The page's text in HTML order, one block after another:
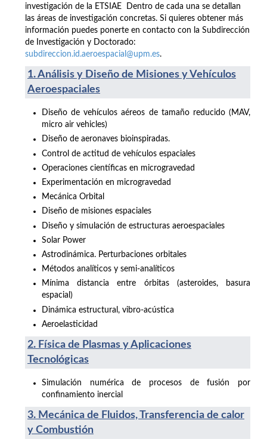
investigación de la ETSIAE Dentro de cada una se detallan
las áreas de investigación concretas. Si quieres obtener más
información puedes ponerte en contacto con la Subdirección
de Investigación y Doctorado:
subdireccion.id.aeroespacial@upm.es.
1. Análisis y Diseño de Misiones y Vehículos
Aeroespaciales
Diseño de vehículos aéreos de tamaño reducido (MAV,
micro air vehicles)
Diseño de aeronaves bioinspiradas.
Control de actitud de vehículos espaciales
Operaciones científicas en microgravedad
Experimentación en microgravedad
Mecánica Orbital
Diseño de misiones espaciales
Diseño y simulación de estructuras aeroespaciales
Solar Power
Astrodinámica. Perturbaciones orbitales
Métodos analíticos y semi-analíticos
Mínima distancia entre órbitas (asteroides, basura
espacial)
Dinámica estructural, vibro-acústica
Aeroelasticidad
2. Física de Plasmas y Aplicaciones
Tecnológicas
Simulación numérica de procesos de fusión por
confinamiento inercial
3. Mecánica de Fluidos, Transferencia de calor
y Combustión